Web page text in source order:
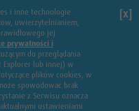
i inne technologie
uwierzytelnianiem,
jej
prywatności i
do przeglądania
Explorer lub innej) w
plików cookies, w
spowodować brak
z Serwisu oznacza
ustawieniami
[x]